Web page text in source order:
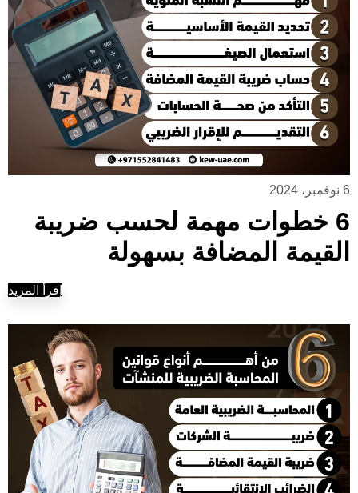
6 نوفمبر، 2024
6 خطوات مهمة لحسب ضريبة
القيمة المضافة بسهولة
إقرأ المزيد